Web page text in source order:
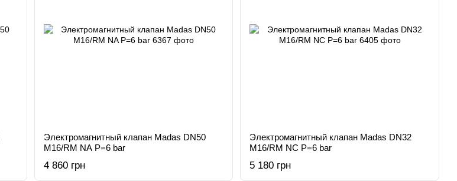
Электромагнитный клапан Madas DN50
M16/RM NA Р=6 bar
4 860 грн
Электромагнитный клапан Madas DN32
M16/RM NC Р=6 bar
5 180 грн